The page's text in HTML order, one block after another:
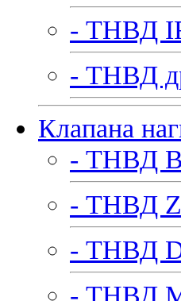
- ТНВД
- ТНВД
Клапана
- ТНВД
- ТНВД
- ТНВД
- ТНВД